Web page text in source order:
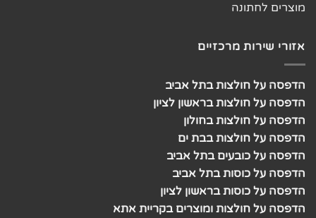
מוצרים לחתונה
אזורי שירות מרכזיים
הדפסה על חולצות בתל אביב
הדפסה על חולצות בראשון לציון
הדפסה על חולצות בחולון
הדפסה על חולצות בבת ים
הדפסה על כובעים בתל אביב
הדפסה על כוסות בתל אביב
הדפסה על כוסות בראשון לציון
הדפסה על חולצות ומוצרים בקריית אתא